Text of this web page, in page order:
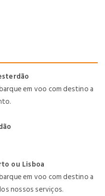
em voo com destino a
ou Lisboa
em voo com destino a
nossos serviços.